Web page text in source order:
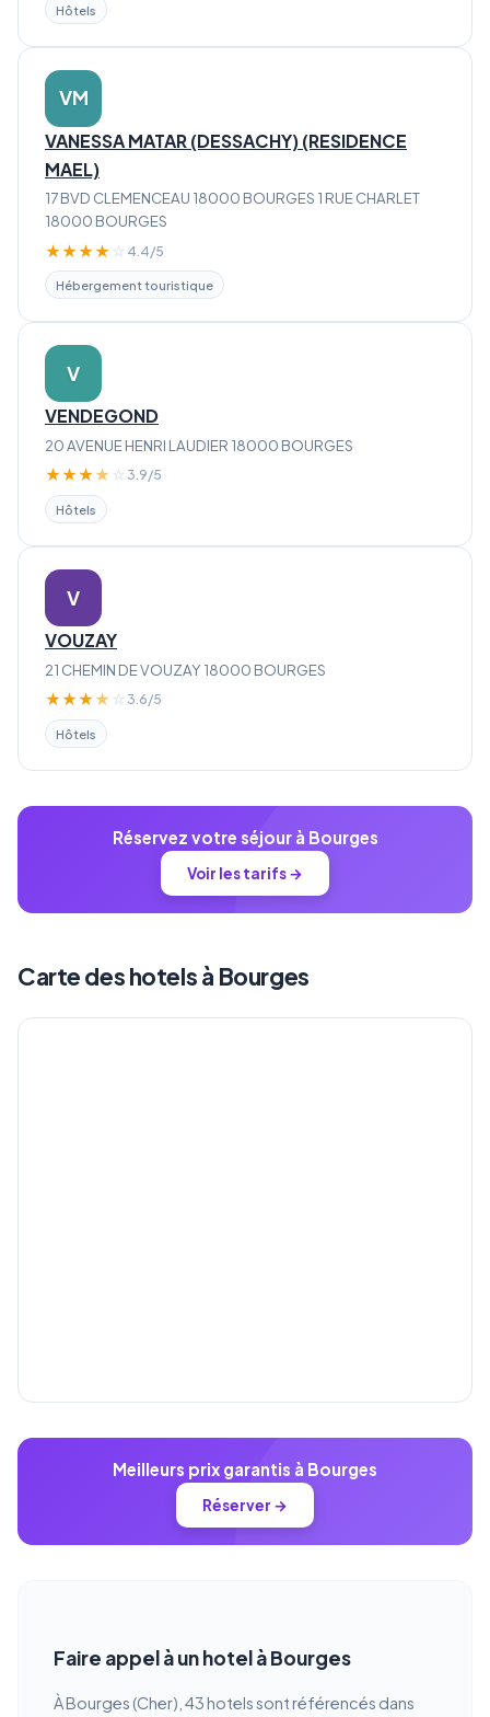
Hôtels
VM
VANESSA MATAR (DESSACHY) (RESIDENCE
MAEL)
17 BVD CLEMENCEAU 18000 BOURGES 1 RUE CHARLET
18000 BOURGES
★★★★ ☆ 4.4/5
Hébergement touristique
V
VENDEGOND
20 AVENUE HENRI LAUDIER 18000 BOURGES
★★★★ ☆ 3.9/5
Hôtels
V
VOUZAY
21 CHEMIN DE VOUZAY 18000 BOURGES
★★★★ ☆ 3.6/5
Hôtels
Réservez votre séjour à Bourges
Voir les tarifs →
Carte des hotels à Bourges
Meilleurs prix garantis à Bourges
Réserver →
Faire appel à un hotel à Bourges
À Bourges (Cher), 43 hotels sont référencés dans